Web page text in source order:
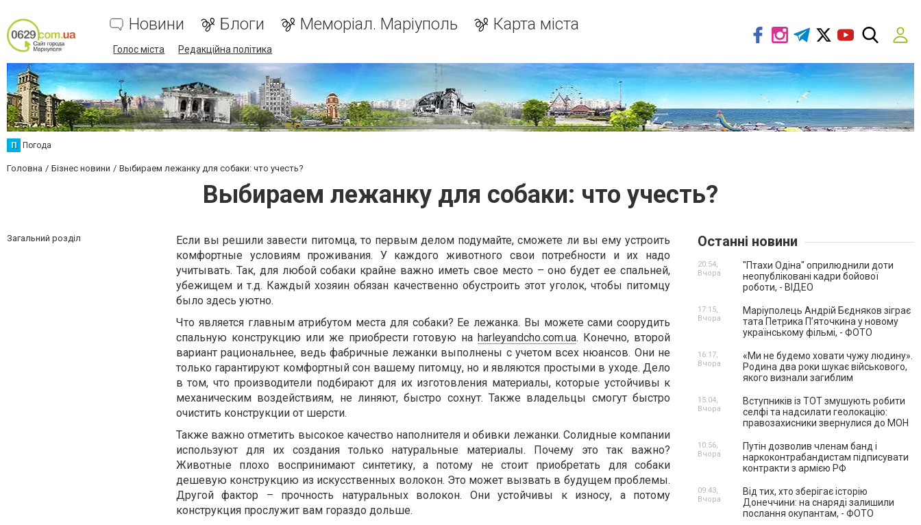
Новини Блоги Меморіал. Маріуполь Карта міста
Голос міста Редакційна політика
П Погода
Головна Бізнес новини Выбираем лежанку для собаки: что учесть?
Выбираем лежанку для собаки: что учесть?
Загальний розділ
Если вы решили завести питомца, то первым делом подумайте, сможете ли вы ему устроить
комфортные условиям проживания. У каждого животного свои потребности и их надо
учитывать. Так, для любой собаки крайне важно иметь свое место – оно будет ее спальней,
убежищем и т.д. Каждый хозяин обязан качественно обустроить этот уголок, чтобы питомцу
было здесь уютно.
Что является главным атрибутом места для собаки? Ее лежанка. Вы можете сами соорудить
спальную конструкцию или же приобрести готовую наharleyandcho.com.ua. Конечно, второй
вариант рациональнее, ведь фабричные лежанки выполнены с учетом всех нюансов. Они не
только гарантируют комфортный сон вашему питомцу, но и являются простыми в уходе. Дело
в том, что производители подбирают для их изготовления материалы, которые устойчивы к
механическим воздействиям, не линяют, быстро сохнут. Также владельцы смогут быстро
очистить конструкции от шерсти.
Также важно отметить высокое качество наполнителя и обивки лежанки. Солидные компании
используют для их создания только натуральные материалы. Почему это так важно?
Животные плохо воспринимают синтетику, а потому не стоит приобретать для собаки
дешевую конструкцию из искусственных волокон. Это может вызвать в будущем проблемы.
Другой фактор – прочность натуральных волокон. Они устойчивы к износу, а потому
конструкция прослужит вам гораздо дольше.
Останні новини
"Птахи Одіна" оприлюднили доти
неопубліковані кадри бойової
роботи, - ВІДЕО
20:54,
Вчора
Маріуполець Андрій Бєдняков зіграє
тата Петрика П’яточкина у новому
українському фільмі, - ФОТО
17:15,
Вчора
«Ми не будемо ховати чужу людину».
Родина два роки шукає військового,
якого визнали загиблим
16:17,
Вчора
Вступників із ТОТ змушують робити
селфі та надсилати геолокацію:
правозахисники звернулися до МОН
15:04,
Вчора
Путін дозволив членам банд і
наркоконтрабандистам підписувати
контракти з армією РФ
10:56,
Вчора
Від тих, хто зберігає історію
Донеччини: на снаряді залишили
послання окупантам, - ФОТО
09:43,
Вчора